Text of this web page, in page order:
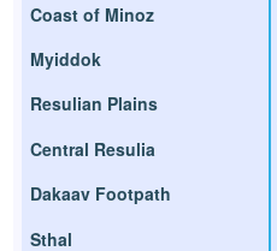
Coast of Minoz
Myiddok
Resulian Plains
Central Resulia
Dakaav Footpath
Sthal